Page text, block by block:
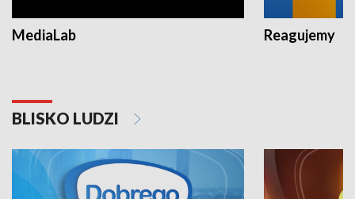
MediaLab Reagujemy
BLISKO LUDZI